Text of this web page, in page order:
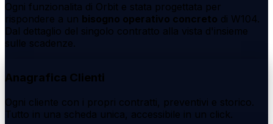
Ogni funzionalita di Orbit e stata progettata per
rispondere a un bisogno operativo concreto di W104.
Dal dettaglio del singolo contratto alla vista d'insieme
sulle scadenze.
Anagrafica Clienti
Ogni cliente con i propri contratti, preventivi e storico.
Tutto in una scheda unica, accessibile in un click.